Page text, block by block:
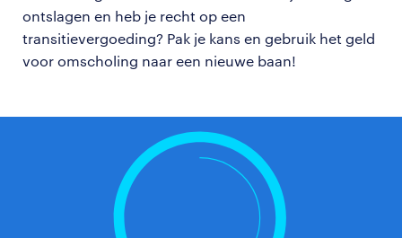
ontslagen en heb je recht op een
transitievergoeding? Pak je kans en gebruik het geld
voor omscholing naar een nieuwe baan!